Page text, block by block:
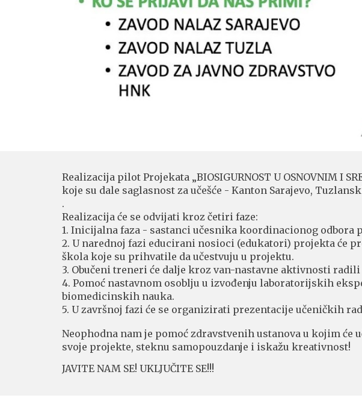
Realizacija pilot Projekata „BIOSIGURNOST U OSNOVNIM I
koje su dale saglasnost za učešće - Kanton Sarajevo,
.
Realizacija će se odvijati kroz četiri faze:
1. Inicijalna faza - sastanci učesnika koordinacionog odbora
2. U narednoj fazi educirani nosioci (edukatori) projekta će
škola koje su prihvatile da učestvuju u projektu.
3. Obučeni treneri će dalje kroz van-nastavne aktivnosti
4. Pomoć nastavnom osoblju u izvođenju laboratorijskih
biomedicinskih nauka.
5. U završnoj fazi će se organizirati prezentacije učeničkih
Neophodna nam je pomoć zdravstvenih ustanova u kojim
svoje projekte, steknu samopouzdanje i iskažu kreativnost!
JAVITE NAM SE! UKLJUČITE SE!!!